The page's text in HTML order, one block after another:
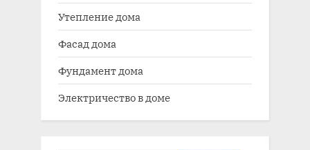
Утепление дома
Фасад дома
Фундамент дома
Электричество в доме